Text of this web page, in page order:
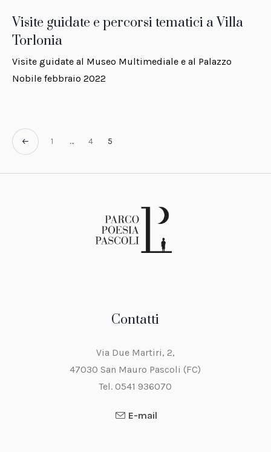
Visite guidate e percorsi tematici a Villa
Torlonia
Visite guidate al Museo Multimediale e al Palazzo
Nobile febbraio 2022
1 … 4 5
Contatti
Via Due Martiri, 2,
47030 San Mauro Pascoli (FC)
Tel. 0541 936070
E-mail